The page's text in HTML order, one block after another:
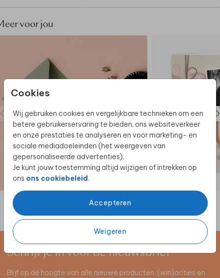
Cookies
Wij gebruiken cookies en vergelijkbare technieken om een
betere gebruikerservaring te bieden, ons websiteverkeer
en onze prestaties te analyseren en voor marketing- en
sociale mediadoeleinden (het weergeven van
gepersonaliseerde advertenties).
Je kunt jouw toestemming altijd wijzigen of intrekken op
ons ons cookiebeleid.
Accepteren
Weigeren
voor jou
Schrijf je in voor de nieuwsbrief
Blijf op de hoogte van alle nieuwe producten, (win)acties en